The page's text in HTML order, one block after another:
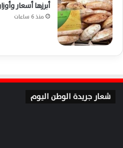
أبرزها أسعار
منذ 6 ساعات
شعار جريدة الوطن اليوم